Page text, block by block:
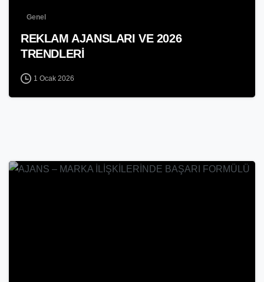
Genel
REKLAM AJANSLARI VE 2026
TRENDLERİ
1 Ocak 2026